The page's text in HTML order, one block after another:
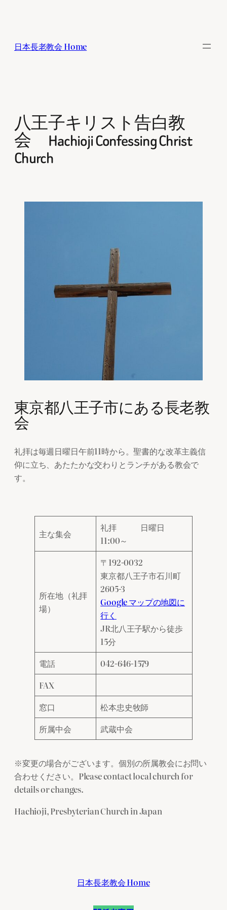
日本長老教会 Home
八王子キリスト告白教
会 Hachioji Confessing Christ
Church
東京都八王子市にある長老教
会
礼拝は毎週日曜日午前11時から。聖書的な改革主義信
仰に立ち、あたたかな交わりとランチがある教会で
す。
主な集会
礼拝 日曜日
11:00～
所在地（礼拝
場）
〒192‐0032
東京都八王子市石川町
2605‐3
Google マップの地図に
行く
JR北八王子駅から徒歩
15分
電話
042-646-1579
FAX
窓口
松本忠史牧師
所属中会
武蔵中会
※変更の場合がございます。個別の所属教会にお問い
合わせください。Please contact local church for
details or changes.
Hachioji, Presbyterian Church in Japan
日本長老教会 Home